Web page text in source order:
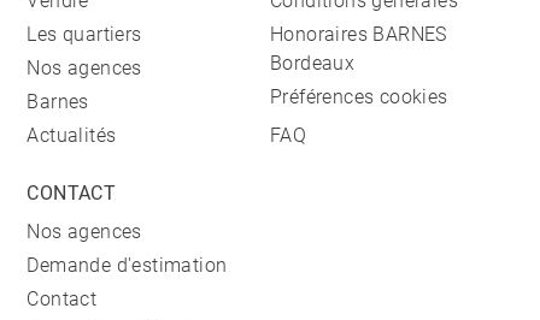
Les quartiers
Nos agences
Barnes
Actualités
Honoraires BARNES
Bordeaux
Préférences cookies
FAQ
CONTACT
Nos agences
Demande d'estimation
Contact